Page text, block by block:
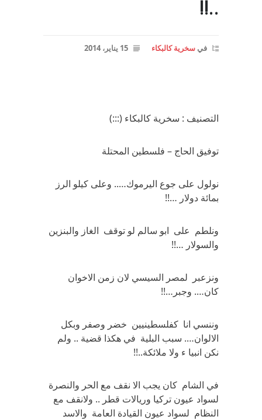
..!!
في سخرية كالبكاء 15 يناير، 2014
التصنيف : سخرية كالبكاء (:::)
توفيق الحاج – فلسطين المحتلة
نولول على جوع اليرموك….. وعلى كيلو الرز
بمائة دولار …!!
ونلطم على ابو سالم لو توقف الغاز والبنزين
والسولار …!!
ونزعبر لمصر السيسي لان زمن الاخوان
كان…. وجبر…!!
وننسي انا كفلسطينيين خضر وصفر وبكل
الالوان…. سبب البلية في هكذا قضية .. ولم
نكن انبيا ء ولا ملائكة..!!
في الشام كان يجب الا نقف مع الحر والنصرة
لسواد عيون تركيا وريالات قطر .. ولانقف مع
النظام لسواد عيون القيادة العامة والاسد